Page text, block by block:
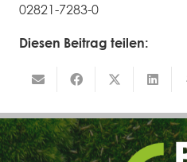
02821-7283-0
Diesen Beitrag teilen: